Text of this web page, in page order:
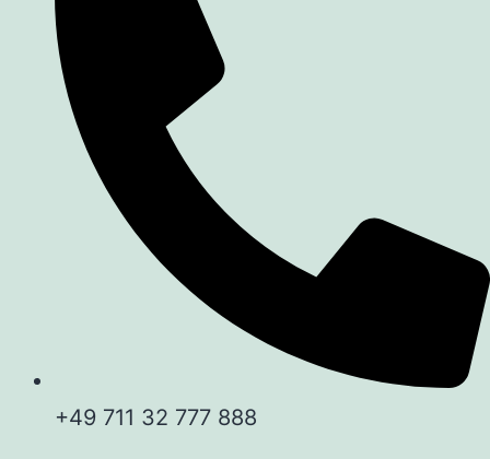
+49 711 32 777 888